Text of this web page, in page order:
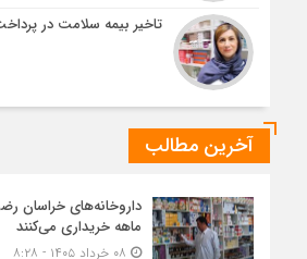
تاخیر بیمه سلامت در
آخرین مطالب
ماهه خریداری می‌کنند